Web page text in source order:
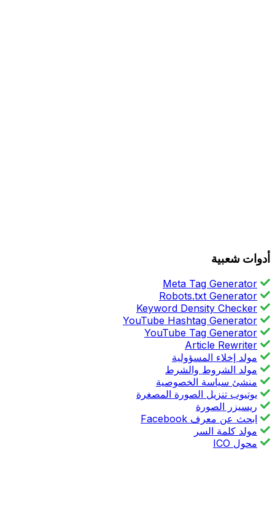
أدوات شعبية
Meta Tag Generator
Robots.txt Generator
Keyword Density Checker
YouTube Hashtag Generator
YouTube Tag Generator
Article Rewriter
مولد إخلاء المسؤولية
مولد الشروط والشرط
منشئ سياسة الخصوصية
يوتيوب تنزيل الصورة المصغرة
ريسيزر الصورة
ابحث عن معرف Facebook
مولد كلمة السر
محول ICO